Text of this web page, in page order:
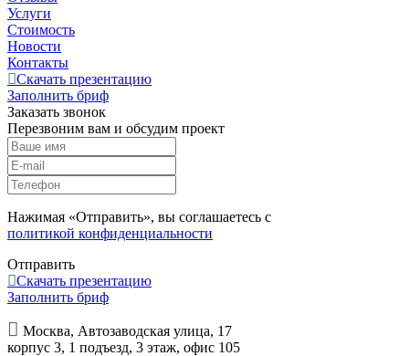
Услуги
Стоимость
Новости
Контакты
Скачать презентацию
Заполнить бриф
Заказать звонок
Перезвоним вам и обсудим проект
Нажимая «Отправить», вы соглашаетесь с
политикой конфиденциальности
Отправить
Скачать презентацию
Заполнить бриф
Москва, Автозаводская улица, 17
корпус 3, 1 подъезд, 3 этаж, офис 105